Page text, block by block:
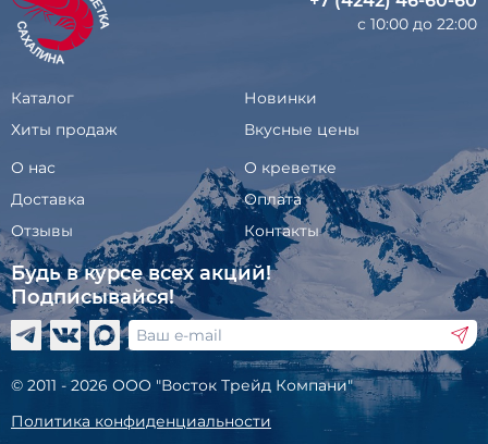
с 10:00 до 22:00
Каталог
Новинки
Хиты продаж
Вкусные цены
О нас
О креветке
Доставка
Оплата
Отзывы
Контакты
Будь в курсе всех акций!
Подписывайся!
© 2011 - 2026 ООО "Восток Трейд Компани"
Политика конфиденциальности